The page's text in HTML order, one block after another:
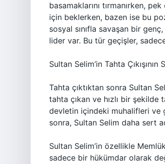
basamaklarını tırmanırken,
için beklerken, bazen ise bu
sosyal sınıfla savaşan bir
lider var. Bu tür geçişler,
Sultan Selim’in Tahta Çıkışının
Tahta çıktıktan sonra Sultan
tahta çıkan ve hızlı bir
devletin içindeki muhalifleri ve
sonra, Sultan Selim daha sert
Sultan Selim’in özellikle
sadece bir hükümdar olarak